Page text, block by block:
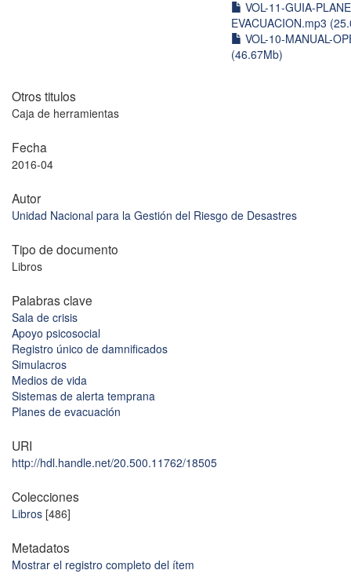
VOL-11-GUIA-
EVACUACION.mp3
VOL-10-MANUAL-
(46.67Mb)
Otros titulos
Caja de herramientas
Fecha
2016-04
Autor
Unidad Nacional para la Gestión del Riesgo de Desastres
Tipo de documento
Libros
Palabras clave
Sala de crisis
Apoyo psicosocial
Registro único de damnificados
Simulacros
Medios de vida
Sistemas de alerta temprana
Planes de evacuación
URI
http://hdl.handle.net/20.500.11762/18505
Colecciones
Libros [486]
Metadatos
Mostrar el registro completo del ítem